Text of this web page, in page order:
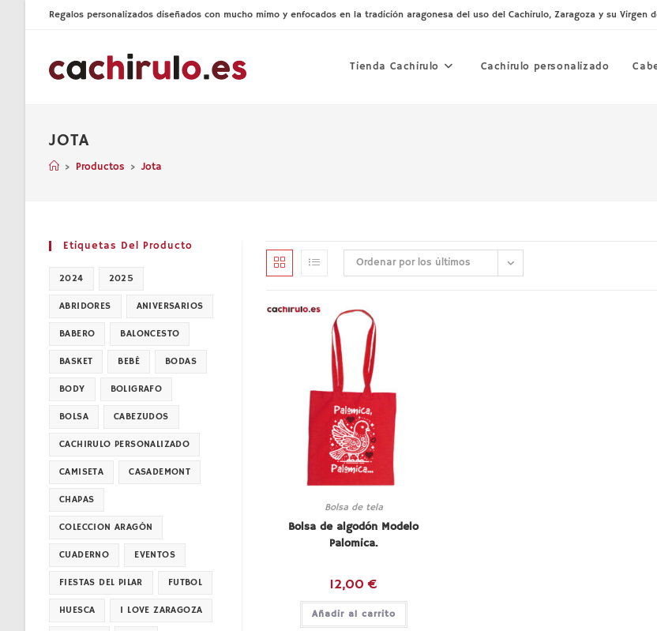
Regalos personalizados diseñados con mucho mimo y enfocados en la tradición aragonesa del uso del Cachirulo, Zaragoza y su Virgen
Tienda Cachirulo Cachirulo personalizado
JOTA
> Productos > Jota
Ordenar por los últimos
Bolsa de tela
Bolsa de algodón Modelo
Palomica.
12,00€
Añadir al carrito
Etiquetas Del Producto
2024 2025
ABRIDORES ANIVERSARIOS
BABERO BALONCESTO
BASKET BEBÉ BODAS
BODY BOLIGRAFO
BOLSA CABEZUDOS
CACHIRULO PERSONALIZADO
CAMISETA CASADEMONT
CHAPAS
COLECCION ARAGÓN
CUADERNO EVENTOS
FIESTAS DEL PILAR FUTBOL
HUESCA I LOVE ZARAGOZA